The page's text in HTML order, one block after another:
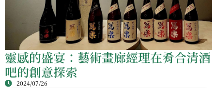
靈感的盛宴：藝術畫廊經理在肴合清酒
吧的創意探索
2024/07/26